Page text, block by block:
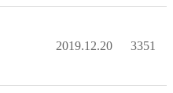
2019.12.20 3351